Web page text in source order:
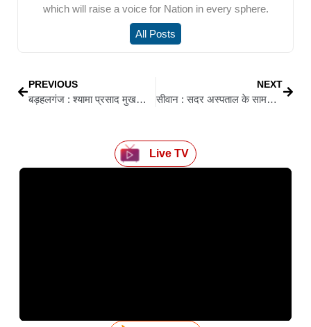
which will raise a voice for Nation in every sphere.
All Posts
PREVIOUS
बड़हलगंज : श्यामा प्रसाद मुखर्जी का बलिदान राष्ट्र की एकता को समर्पित: महेश उमर
NEXT
सीवान : सदर अस्पताल के सामने ‘सेंट्रल डायग्नोस्टिक सेंटर’ बना भरोसे का केंद्र
Live TV